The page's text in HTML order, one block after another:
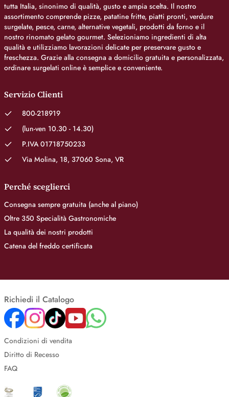
tutta Italia, sinonimo di qualità, gusto e ampia scelta. Il nostro
assortimento comprende pizze, patatine fritte, piatti pronti, verdure
surgelate, pesce, carne, alternative vegetali, prodotti da forno e il
nostro rinomato gelato gourmet. Selezioniamo ingredienti di alta
qualità e utilizziamo lavorazioni delicate per preservare gusto e
freschezza. Grazie alla consegna a domicilio gratuita e personalizzata,
ordinare surgelati online è semplice e conveniente.
Servizio Clienti
800-218919
(lun-ven 10.30 - 14.30)
P.IVA 01718750233
Via Molina, 18, 37060 Sona, VR
Perché sceglierci
Consegna sempre gratuita (anche al piano)
Oltre 350 Specialità Gastronomiche
La qualità dei nostri prodotti
Catena del freddo certificata
Richiedi il Catalogo
Condizioni di vendita
Diritto di Recesso
FAQ